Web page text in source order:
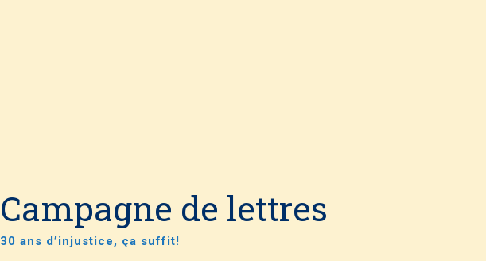
Campagne de lettres
30 ans d’injustice, ça suffit!